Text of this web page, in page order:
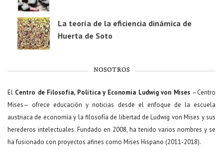
La teoría de la eficiencia dinámica de
Huerta de Soto
NOSOTROS
El Centro de Filosofía, Política y Economía Ludwig von Mises—Centro
Mises— ofrece educación y noticias desde el enfoque de la escuela
austriaca de economía y la filosofía de libertad de Ludwig von Mises y sus
herederos intelectuales. Fundado en 2008, ha tenido varios nombres y se
ha fusionado con proyectos afines como Mises Hispano (2011-2018).